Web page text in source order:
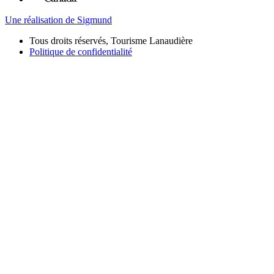
Une réalisation de Sigmund
Tous droits réservés, Tourisme Lanaudière
Politique de confidentialité